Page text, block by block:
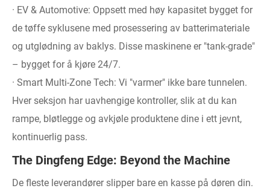
· EV & Automotive: Oppsett med høy kapasitet bygget for
de tøffe syklusene med prosessering av batterimateriale
og utglødning av baklys. Disse maskinene er "tank-grade"
– bygget for å kjøre 24/7.
· Smart Multi-Zone Tech: Vi "varmer" ikke bare tunnelen.
Hver seksjon har uavhengige kontroller, slik at du kan
rampe, bløtlegge og avkjøle produktene dine i ett jevnt,
kontinuerlig pass.
The Dingfeng Edge: Beyond the Machine
De fleste leverandører slipper bare en kasse på døren din.